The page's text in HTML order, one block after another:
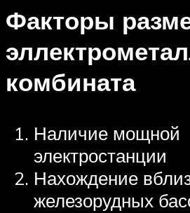
Факторы
комбината
Наличие мощной
электростанции
Нахождение
железорудных